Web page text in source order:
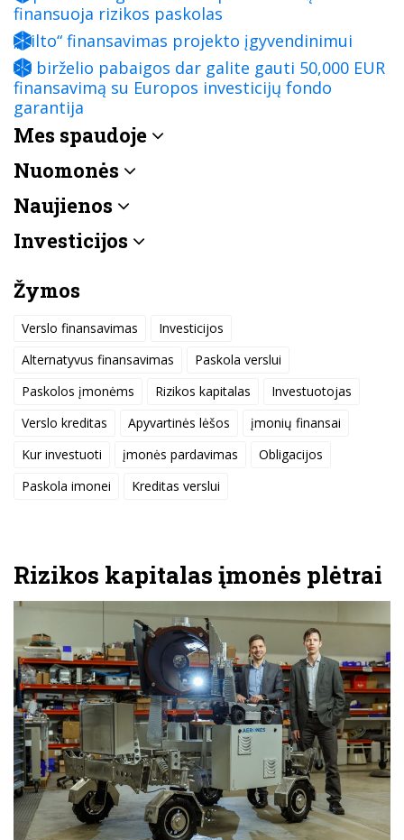
Rizikos kapitalas įmonės plėtrai
finansuoja rizikos paskolas
„Tilto“ finansavimas projekto įgyvendinimui
Iki birželio pabaigos dar galite gauti 50,000 EUR
finansavimą su Europos investicijų fondo
garantija
Mes spaudoje
Nuomonės
Naujienos
Investicijos
Žymos
Verslo finansavimas
Investicijos
Alternatyvus finansavimas
Paskola verslui
Paskolos įmonėms
Rizikos kapitalas
Investuotojas
Verslo kreditas
Apyvartinės lėšos
įmonių finansai
Kur investuoti
įmonės pardavimas
Obligacijos
Paskola imonei
Kreditas verslui